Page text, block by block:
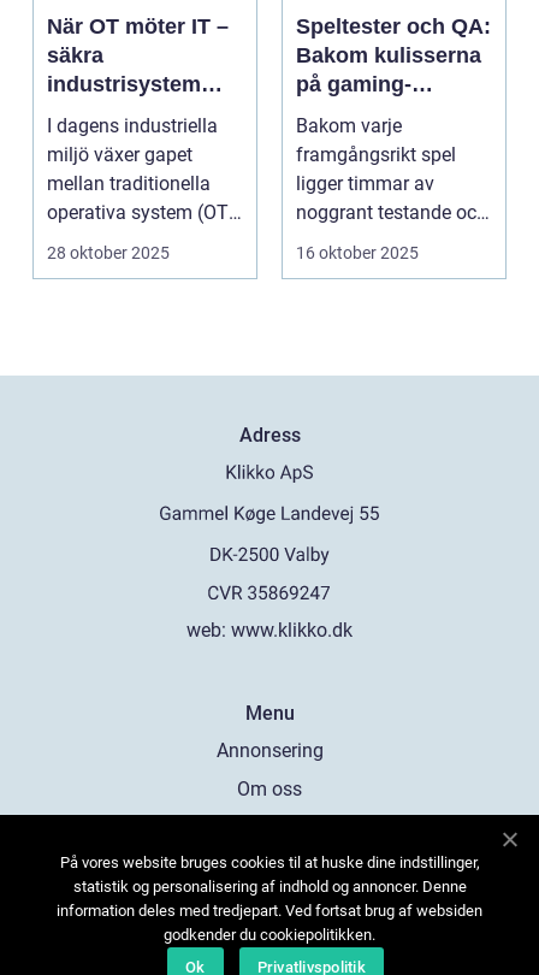
När OT möter IT –
säkra
industrisystem
utan att stoppa
produktionen
I dagens industriella
miljö växer gapet
mellan traditionella
operativa system (OT)
och mod...
28 oktober 2025
Speltester och QA:
Bakom kulisserna
på gaming-
industrin
Bakom varje
framgångsrikt spel
ligger timmar av
noggrant testande och
kvalitetssäkring. S...
16 oktober 2025
Adress
web: www.klikko.dk
Menu
Annonsering
Om oss
Kontakta oss
Sitemap
På vores website bruges cookies til at huske dine indstillinger,
statistik og personalisering af indhold og annoncer. Denne
information deles med tredjepart. Ved fortsat brug af websiden
godkender du cookiepolitikken.
Ok
Privatlivspolitik